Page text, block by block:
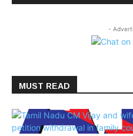
-
MUST READ